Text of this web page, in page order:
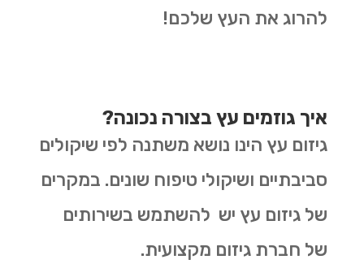
להרוג את העץ שלכם!
איך גוזמים עץ בצורה נכונה?
גיזום עץ הינו נושא משתנה לפי שיקולים
סביבתיים ושיקולי טיפוח שונים. במקרים
של גיזום עץ יש להשתמש בשירותים
של חברת גיזום מקצועית.